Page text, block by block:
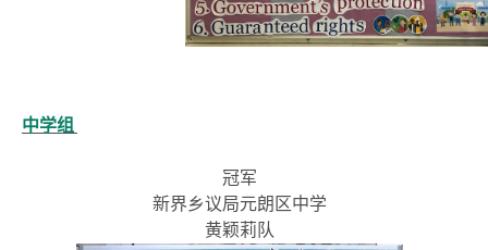
中学组
冠军
新界乡议局元朗区中学
黄颖莉队